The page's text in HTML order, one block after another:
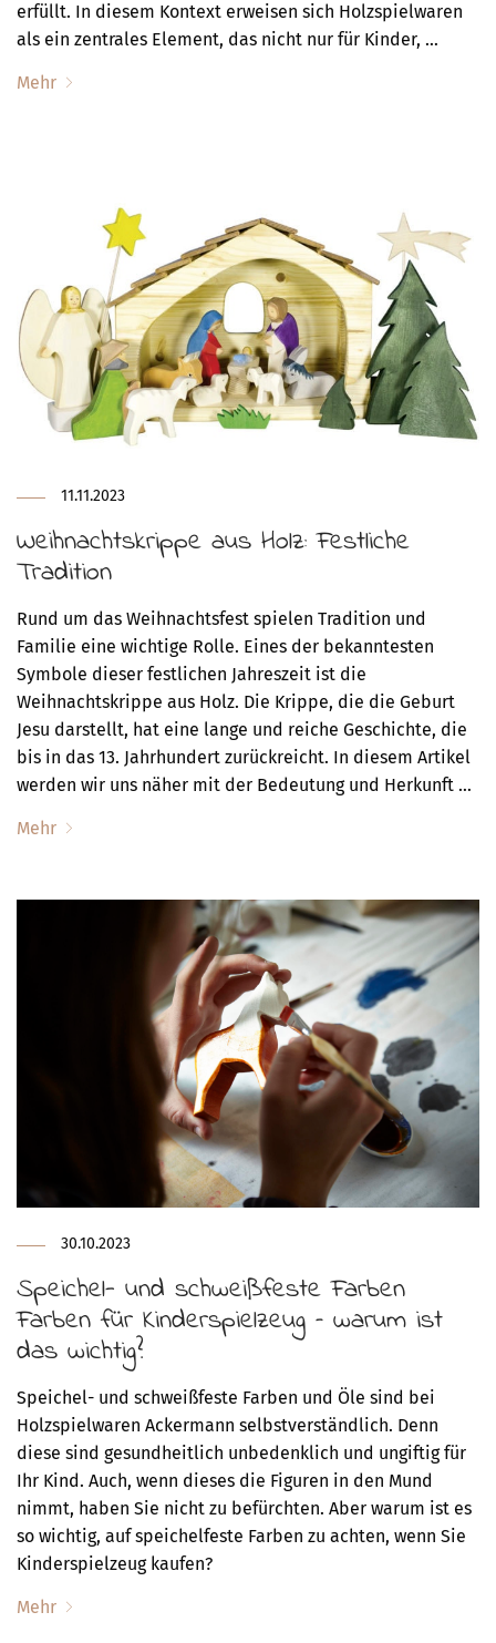
erfüllt. In diesem Kontext erweisen sich Holzspielwaren
als ein zentrales Element, das nicht nur für Kinder, …
Mehr
11.11.2023
Weihnachtskrippe aus Holz: Festliche
Tradition
Rund um das Weihnachtsfest spielen Tradition und
Familie eine wichtige Rolle. Eines der bekanntesten
Symbole dieser festlichen Jahreszeit ist die
Weihnachtskrippe aus Holz. Die Krippe, die die Geburt
Jesu darstellt, hat eine lange und reiche Geschichte, die
bis in das 13. Jahrhundert zurückreicht. In diesem Artikel
werden wir uns näher mit der Bedeutung und Herkunft …
Mehr
30.10.2023
Speichel- und schweißfeste Farben
Farben für Kinderspielzeug – warum ist
das wichtig?
Speichel- und schweißfeste Farben und Öle sind bei
Holzspielwaren Ackermann selbstverständlich. Denn
diese sind gesundheitlich unbedenklich und ungiftig für
Ihr Kind. Auch, wenn dieses die Figuren in den Mund
nimmt, haben Sie nicht zu befürchten. Aber warum ist es
so wichtig, auf speichelfeste Farben zu achten, wenn Sie
Kinderspielzeug kaufen?
Mehr